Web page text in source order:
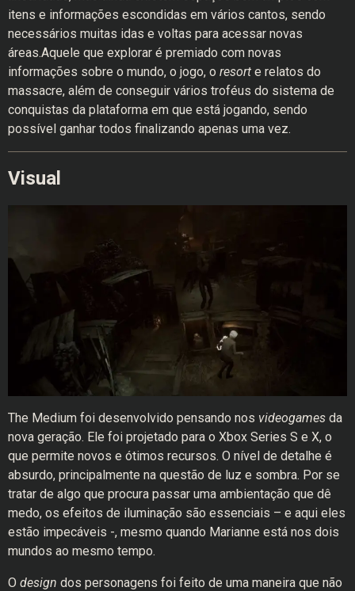
itens e informações escondidas em vários cantos, sendo
necessários muitas idas e voltas para acessar novas
áreas.Aquele que explorar é premiado com novas
informações sobre o mundo, o jogo, o resort e relatos do
massacre, além de conseguir vários troféus do sistema de
conquistas da plataforma em que está jogando, sendo
possível ganhar todos finalizando apenas uma vez.
Visual
The Medium foi desenvolvido pensando nos videogames da
nova geração. Ele foi projetado para o Xbox Series S e X, o
que permite novos e ótimos recursos. O nível de detalhe é
absurdo, principalmente na questão de luz e sombra. Por se
tratar de algo que procura passar uma ambientação que dê
medo, os efeitos de iluminação são essenciais – e aqui eles
estão impecáveis -, mesmo quando Marianne está nos dois
mundos ao mesmo tempo.
O design dos personagens foi feito de uma maneira que não